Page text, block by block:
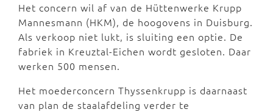
Het concern wil af van de Hüttenwerke Krupp
Mannesmann (HKM), de hoogovens in Duisburg.
Als verkoop niet lukt, is sluiting een optie. De
fabriek in Kreuztal-Eichen wordt gesloten. Daar
werken 500 mensen.
Het moederconcern Thyssenkrupp is daarnaast
van plan de staalafdeling verder te